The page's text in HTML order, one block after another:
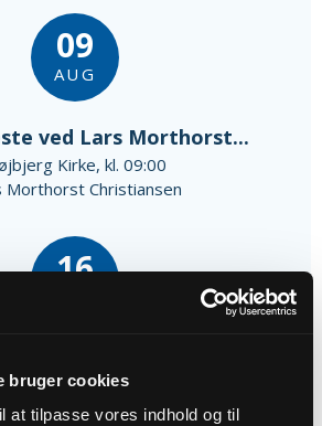
bruger cookies
at tilpasse vores indhold og til
09
AUG
ved Lars Morthorst...
Kirke, kl. 09:00
Morthorst Christiansen
16
Kirke, kl. 09:00
Morthorst Christiansen